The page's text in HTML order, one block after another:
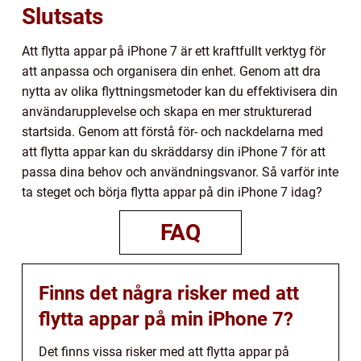
Slutsats
Att flytta appar på iPhone 7 är ett kraftfullt verktyg för
att anpassa och organisera din enhet. Genom att dra
nytta av olika flyttningsmetoder kan du effektivisera din
användarupplevelse och skapa en mer strukturerad
startsida. Genom att förstå för- och nackdelarna med
att flytta appar kan du skräddarsy din iPhone 7 för att
passa dina behov och användningsvanor. Så varför inte
ta steget och börja flytta appar på din iPhone 7 idag?
FAQ
Finns det några risker med att
flytta appar på min iPhone 7?
Det finns vissa risker med att flytta appar på